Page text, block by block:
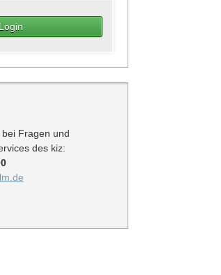
Fragen und
des kiz: